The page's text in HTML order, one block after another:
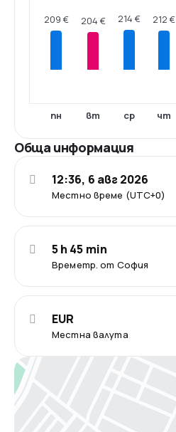
209 €
пн
204 €
вт
214 €
ср
212 €
чт
Обща информация
Местно време (UTC+0)
12:36, 6 авг 2026
Времетр. от София
5 h 45 min
Местна валута
EUR